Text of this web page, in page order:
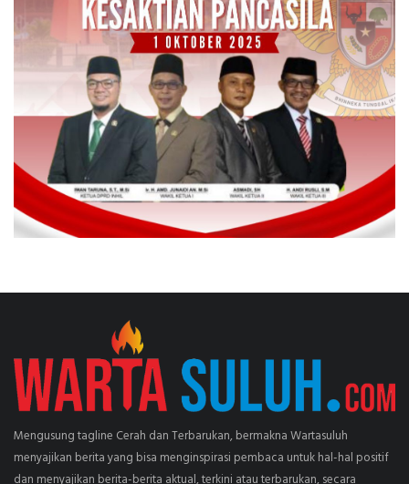
Mengusung tagline Cerah dan Terbarukan, bermakna Wartasuluh
menyajikan berita yang bisa menginspirasi pembaca untuk hal-hal positif
dan menyajikan berita-berita aktual, terkini atau terbarukan, secara